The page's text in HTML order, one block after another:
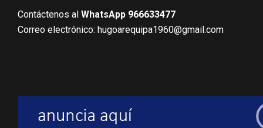
Contáctenos al WhatsApp 966633477
Correo electrónico: hugoarequipa1960@gmail.com